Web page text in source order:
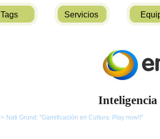
Tags Servicios
> Nati Grund: "Gamificación en Cultura: Play now!!"